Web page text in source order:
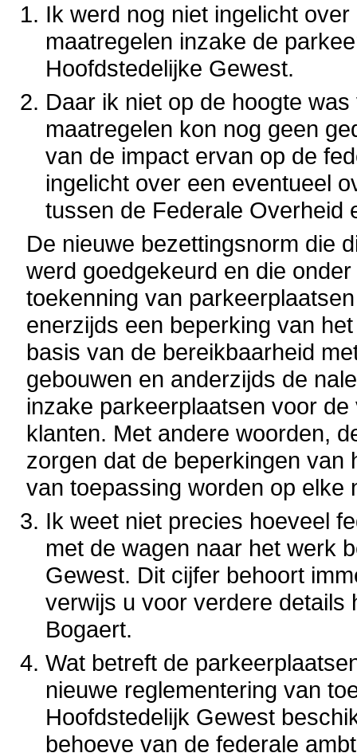
Ik werd nog niet ingelicht
maatregelen inzake de
Hoofdstedelijke Gewest.
Daar ik niet op de hoogte
maatregelen kon nog geen
van de impact ervan op de
ingelicht over een eventueel
tussen de Federale Overheid
De nieuwe bezettingsnorm die
werd goedgekeurd en die
toekenning van
enerzijds een beperking van
basis van de bereikbaarheid
gebouwen en anderzijds de
inzake parkeerplaatsen voor
klanten. Met andere woorden,
zorgen dat de beperkingen
van toepassing worden op elke
Ik weet niet precies hoeveel
met de wagen naar het werk
Gewest. Dit cijfer behoort
verwijs u voor verdere details
Bogaert.
Wat betreft de
nieuwe reglementering van
Hoofdstedelijk Gewest
behoeve van de federale